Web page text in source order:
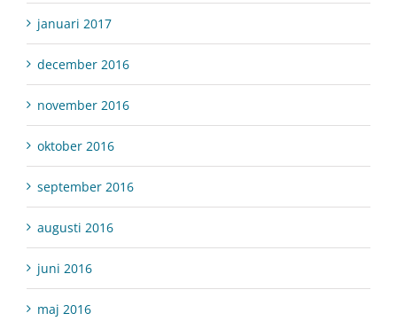
januari 2017
december 2016
november 2016
oktober 2016
september 2016
augusti 2016
juni 2016
maj 2016